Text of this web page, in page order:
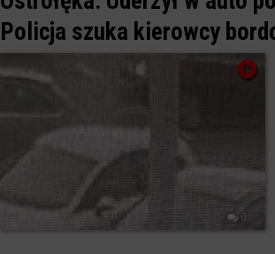
Policja szuka kierowcy
0